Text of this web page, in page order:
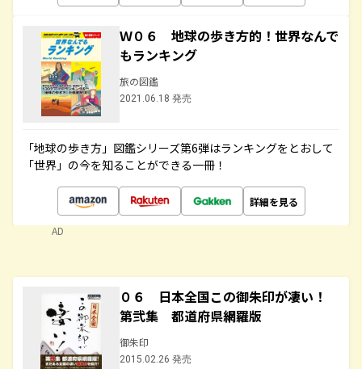
Ｗ０６ 地球の歩き方的！世界なんで
もランキング
旅の図鑑
2021.06.18 発売
「地球の歩き方」図鑑シリーズ第6弾はランキングをとおして
「世界」の今を知ることができる一冊！
詳細を見る
AD
０６ 日本全国この御朱印が凄い！
第弐集 都道府県網羅版
御朱印
2015.02.26 発売